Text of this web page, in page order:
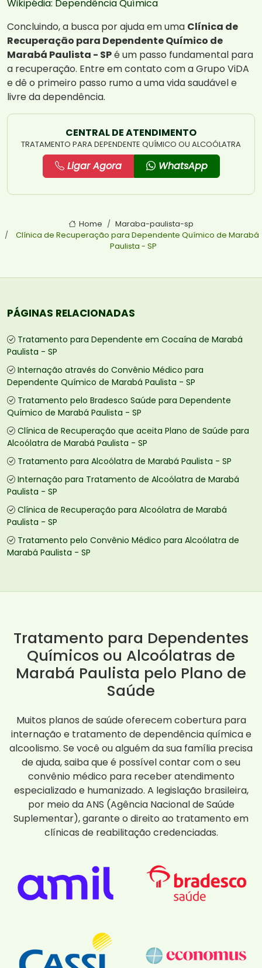
Wikipédia: Dependência Química
Concluindo, a busca por ajuda em uma Clínica de
Recuperação para Dependente Químico de
Marabá Paulista - SPé um passo fundamental para
a recuperação. Entre em contato com a Grupo ViDA
e dê o primeiro passo rumo a uma vida saudável e
livre da dependência.
CENTRAL DE ATENDIMENTO
TRATAMENTO PARA DEPENDENTE QUÍMICO OU ALCOÓLATRA
Ligar Agora WhatsApp
Home
Maraba-paulista-sp
Clínica de Recuperação para Dependente Químico de Marabá
Paulista - SP
PÁGINAS RELACIONADAS
Tratamento para Dependente em Cocaína de Marabá
Paulista - SP
Internação através do Convênio Médico para
Dependente Químico de Marabá Paulista - SP
Tratamento pelo Bradesco Saúde para Dependente
Químico de Marabá Paulista - SP
Clínica de Recuperação que aceita Plano de Saúde para
Alcoólatra de Marabá Paulista - SP
Tratamento para Alcoólatra de Marabá Paulista - SP
Internação para Tratamento de Alcoólatra de Marabá
Paulista - SP
Clínica de Recuperação para Alcoólatra de Marabá
Paulista - SP
Tratamento pelo Convênio Médico para Alcoólatra de
Marabá Paulista - SP
Tratamento para Dependentes
Químicos ou Alcoólatras de
Marabá Paulista pelo Plano de
Saúde
Muitos planos de saúde oferecem cobertura para
internação e tratamento de dependência química e
alcoolismo. Se você ou alguém da sua família precisa
de ajuda, saiba que é possível contar com o seu
convênio médico para receber atendimento
especializado e humanizado. A legislação brasileira,
por meio da ANS (Agência Nacional de Saúde
Suplementar), garante o direito ao tratamento em
clínicas de reabilitação credenciadas.